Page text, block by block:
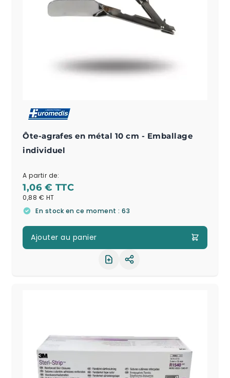
Ôte-agrafes en métal 10 cm - Emballage
individuel
A partir de:
1,06 €
0,88 €
En stock en ce moment : 63
Ajouter au panier
Partager le produit